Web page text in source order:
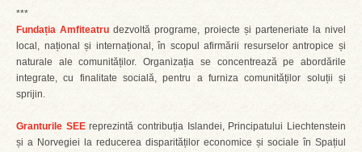
***
Fundația Amfiteatru dezvoltă programe, proiecte și parteneriate la nivel
local, național și internațional, în scopul afirmării resurselor antropice și
naturale ale comunităților. Organizația se concentrează pe abordările
integrate, cu finalitate socială, pentru a furniza comunităților soluții și
sprijin.
Granturile SEEreprezintă contribuția Islandei, Principatului Liechtenstein
și a Norvegiei la reducerea disparităților economice și sociale în Spațiul